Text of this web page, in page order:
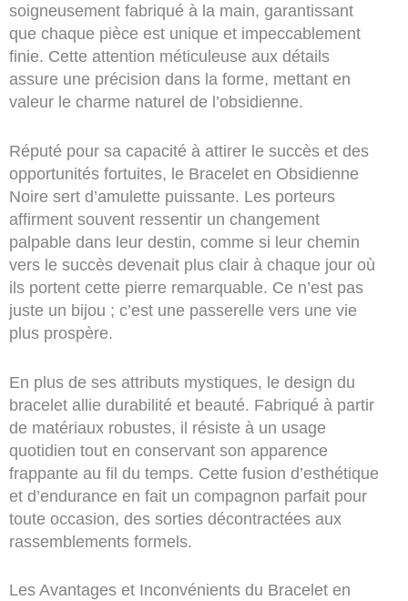
soigneusement fabriqué à la main, garantissant
que chaque pièce est unique et impeccablement
finie. Cette attention méticuleuse aux détails
assure une précision dans la forme, mettant en
valeur le charme naturel de l’obsidienne.
Réputé pour sa capacité à attirer le succès et des
opportunités fortuites, le Bracelet en Obsidienne
Noire sert d’amulette puissante. Les porteurs
affirment souvent ressentir un changement
palpable dans leur destin, comme si leur chemin
vers le succès devenait plus clair à chaque jour où
ils portent cette pierre remarquable. Ce n’est pas
juste un bijou ; c’est une passerelle vers une vie
plus prospère.
En plus de ses attributs mystiques, le design du
bracelet allie durabilité et beauté. Fabriqué à partir
de matériaux robustes, il résiste à un usage
quotidien tout en conservant son apparence
frappante au fil du temps. Cette fusion d’esthétique
et d’endurance en fait un compagnon parfait pour
toute occasion, des sorties décontractées aux
rassemblements formels.
Les Avantages et Inconvénients du Bracelet en